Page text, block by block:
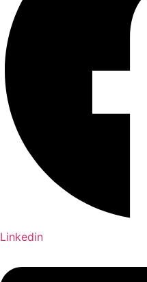
Linkedin